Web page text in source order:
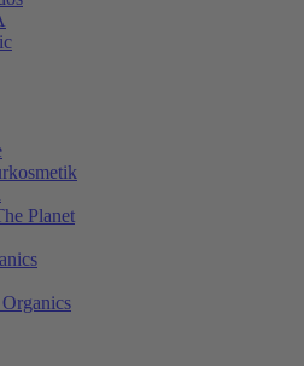
Planet